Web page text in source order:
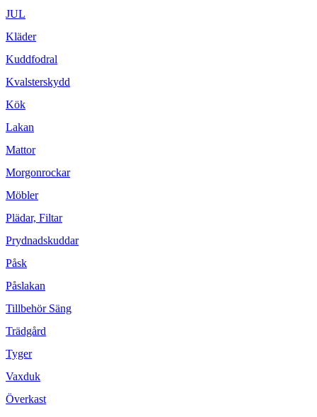
JUL
Kläder
Kuddfodral
Kvalsterskydd
Kök
Lakan
Mattor
Morgonrockar
Möbler
Plädar, Filtar
Prydnadskuddar
Påsk
Påslakan
Tillbehör Säng
Trädgård
Tyger
Vaxduk
Överkast